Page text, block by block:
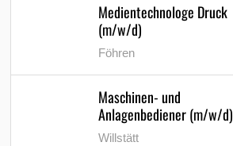
Medientechnologe Druck
(m/w/d)
Föhren
Maschinen- und
Anlagenbediener (m/w/d)
Willstätt